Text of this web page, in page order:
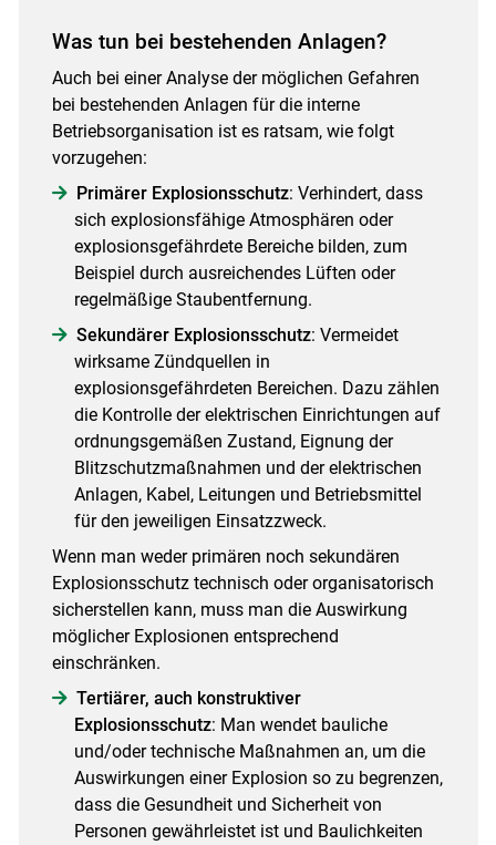
Was tun bei bestehenden Anlagen?
Auch bei einer Analyse der möglichen Gefahren
bei bestehenden Anlagen für die interne
Betriebsorganisation ist es ratsam, wie folgt
vorzugehen:
Primärer Explosionsschutz: Verhindert, dass
sich explosionsfähige Atmosphären oder
explosionsgefährdete Bereiche bilden, zum
Beispiel durch ausreichendes Lüften oder
regelmäßige Staubentfernung.
Sekundärer Explosionsschutz: Vermeidet
wirksame Zündquellen in
explosionsgefährdeten Bereichen. Dazu zählen
die Kontrolle der elektrischen Einrichtungen auf
ordnungsgemäßen Zustand, Eignung der
Blitzschutzmaßnahmen und der elektrischen
Anlagen, Kabel, Leitungen und Betriebsmittel
für den jeweiligen Einsatzzweck.
Wenn man weder primären noch sekundären
Explosionsschutz technisch oder organisatorisch
sicherstellen kann, muss man die Auswirkung
möglicher Explosionen entsprechend
einschränken.
Tertiärer, auch konstruktiver
Explosionsschutz: Man wendet bauliche
und/oder technische Maßnahmen an, um die
Auswirkungen einer Explosion so zu begrenzen,
dass die Gesundheit und Sicherheit von
Personen gewährleistet ist und Baulichkeiten